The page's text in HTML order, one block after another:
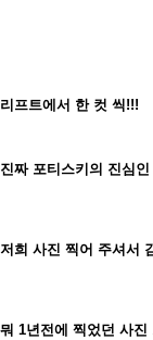
리프트에서 한 컷 씩!!!
진짜 포티스키의 진심
저희 사진 찍어 주셔서
뭐 1년전에 찍었던 사